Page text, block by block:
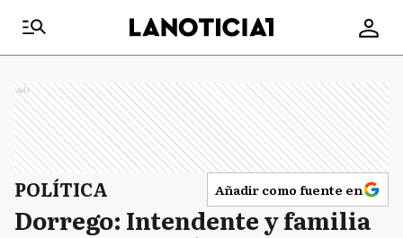
Ads
POLÍTICA Añadir como fuente en
Dorrego: Intendente y familia